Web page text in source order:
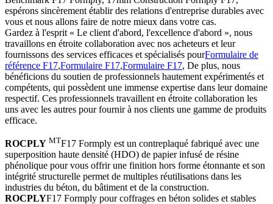
espérons sincèrement établir des relations d'entreprise durables avec
vous et nous allons faire de notre mieux dans votre cas.
Gardez à l'esprit « Le client d'abord, l'excellence d'abord », nous
travaillons en étroite collaboration avec nos acheteurs et leur
fournissons des services efficaces et spécialisés pourFormulaire de
référence F17,Formulaire F17,Formulaire F17, De plus, nous
bénéficions du soutien de professionnels hautement expérimentés et
compétents, qui possèdent une immense expertise dans leur domaine
respectif. Ces professionnels travaillent en étroite collaboration les
uns avec les autres pour fournir à nos clients une gamme de produits
efficace.
ROCPLY MTF17 Formply est un contreplaqué fabriqué avec une
superposition haute densité (HDO) de papier infusé de résine
phénolique pour vous offrir une finition hors forme étonnante et son
intégrité structurelle permet de multiples réutilisations dans les
industries du béton, du bâtiment et de la construction.
ROCPLYF17 Formply pour coffrages en béton solides et stables